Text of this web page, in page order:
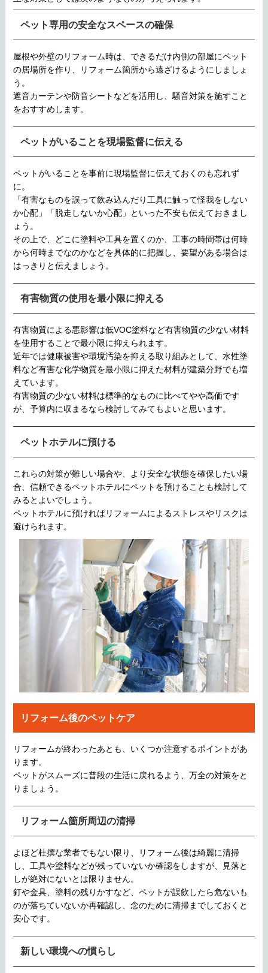
ペット専用の安全なスペースの確保
屋根や外壁のリフォーム時は、できるだけ内側の部屋にペット
の居場所を作り、リフォーム箇所から遠ざけるようにしましょ
う。
遮音カーテンや防音シートなどを活用し、騒音対策を施すこと
をおすすめします。
ペットがいることを現場監督に伝える
ペットがいることを事前に現場監督に伝えておくのも忘れず
に。
「有害なものを誤って飲み込んだり工具に触って怪我をしない
か心配」「脱走しないか心配」といった不安も伝えておきまし
ょう。
その上で、どこに塗料や工具を置くのか、工事の時間帯は何時
から何時までなのかなどを具体的に把握し、要望がある場合は
はっきりと伝えましょう。
有害物質の使用を最小限に抑える
有害物質による悪影響は低VOC塗料など有害物質の少ない材料
を使用することで最小限に抑えられます。
近年では健康被害や環境汚染を抑える取り組みとして、水性塗
料など有害な化学物質を最小限に抑えた材料が建築分野でも増
えています。
有害物質の少ない材料は標準的なものに比べてやや高価です
が、予算内に収まるなら検討してみてもよいと思います。
ペットホテルに預ける
これらの対策が難しい場合や、より安全な状態を確保したい場
合、信頼できるペットホテルにペットを預けることも検討して
みるとよいでしょう。
ペットホテルに預ければリフォームによるストレスやリスクは
避けられます。
リフォーム後のペットケア
リフォームが終わったあとも、いくつか注意するポイントがあ
ります。
ペットがスムーズに普段の生活に戻れるよう、万全の対策をと
りましょう。
リフォーム箇所周辺の清掃
よほど杜撰な業者でもない限り、リフォーム後は綺麗に清掃
し、工具や塗料などが残っていないか確認をしますが、見落と
しが絶対にないとは限りません。
釘や金具、塗料の残りかすなど、ペットが誤飲したら危ないも
のが落ちていないか再確認し、念のために清掃までしておくと
安心です。
新しい環境への慣らし